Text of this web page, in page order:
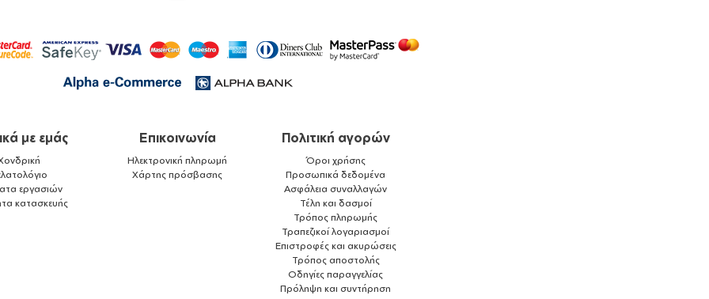
με εμάς
εργασιών
κατασκευής
Επικοινωνία
Ηλεκτρονική πληρωμή
Χάρτης πρόσβασης
Πολιτική αγορών
Όροι χρήσης
Προσωπικά δεδομένα
Ασφάλεια συναλλαγών
Τέλη και δασμοί
Τρόπος πληρωμής
Τραπεζικοί λογαριασμοί
Επιστροφές και ακυρώσεις
Τρόπος αποστολής
Οδηγίες παραγγελίας
Πρόληψη και συντήρηση